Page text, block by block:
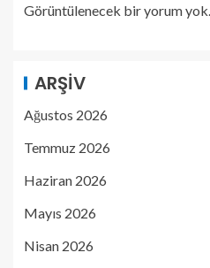
Görüntülenecek bir yorum yok.
ARŞIV
Ağustos 2026
Temmuz 2026
Haziran 2026
Mayıs 2026
Nisan 2026